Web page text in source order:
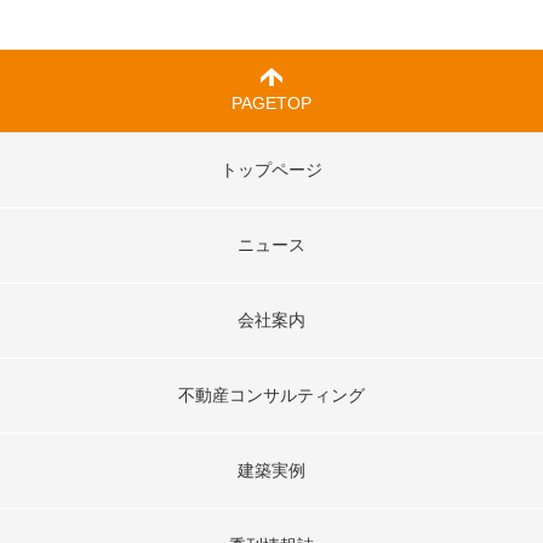
PAGETOP
トップページ
ニュース
会社案内
不動産コンサルティング
建築実例